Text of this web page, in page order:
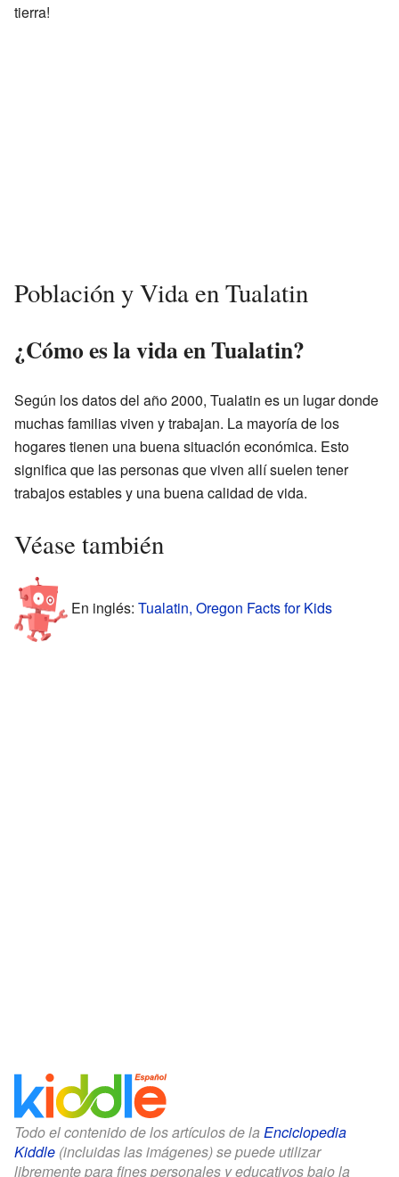
tierra!
Población y Vida en Tualatin
¿Cómo es la vida en Tualatin?
Según los datos del año 2000, Tualatin es un lugar donde
muchas familias viven y trabajan. La mayoría de los
hogares tienen una buena situación económica. Esto
significa que las personas que viven allí suelen tener
trabajos estables y una buena calidad de vida.
Véase también
En inglés: Tualatin, Oregon Facts for Kids
Todo el contenido de los artículos de la Enciclopedia
Kiddle (incluidas las imágenes) se puede utilizar
libremente para fines personales y educativos bajo la